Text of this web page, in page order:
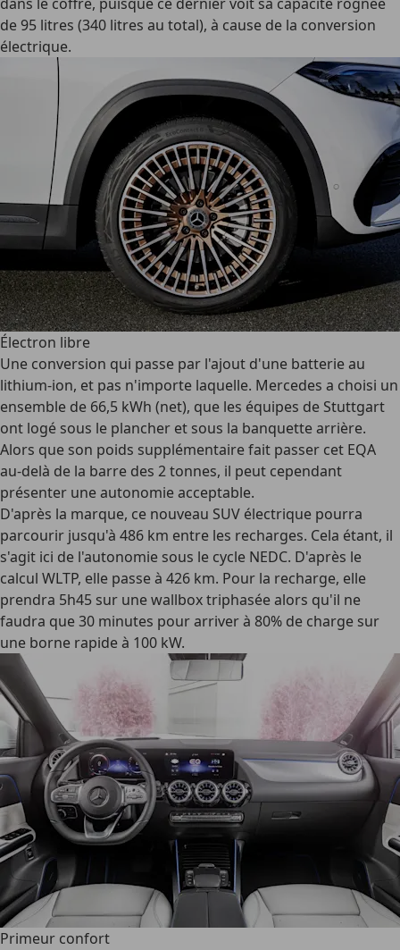
de 95 litres (340 litres au total), à cause de la conversion
électrique.
Électron libre
Une conversion qui passe par l'ajout d'une batterie au
lithium-ion, et pas n'importe laquelle. Mercedes a choisi un
ensemble de 66,5 kWh (net), que les équipes de Stuttgart
ont logé sous le plancher et sous la banquette arrière.
Alors que son poids supplémentaire fait passer cet EQA
au-delà de la barre des 2 tonnes, il peut cependant
présenter une autonomie acceptable.
D'après la marque, ce nouveau SUV électrique pourra
parcourir jusqu'à 486 km entre les recharges. Cela étant, il
s'agit ici de l'autonomie sous le cycle NEDC. D'après le
calcul WLTP, elle passe à 426 km. Pour la recharge, elle
prendra 5h45 sur une wallbox triphasée alors qu'il ne
faudra que 30 minutes pour arriver à 80% de charge sur
une borne rapide à 100 kW.
Primeur confort